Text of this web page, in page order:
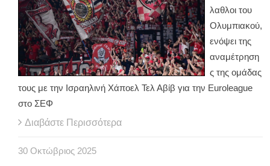
λαθλοι του
Ολυμπιακού,
ενόψει της
αναμέτρηση
ς της ομάδας
τους με την Ισραηλινή Χάποελ Τελ Αβίβ για την Euroleague
στο ΣΕΦ
Διαβάστε Περισσότερα
30 Οκτώβριος 2025